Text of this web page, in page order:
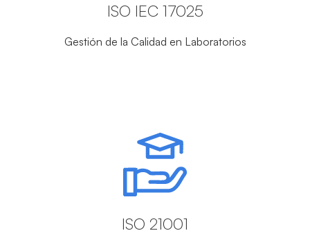
ISO IEC 17025
Gestión de la Calidad en Laboratorios
ISO 21001